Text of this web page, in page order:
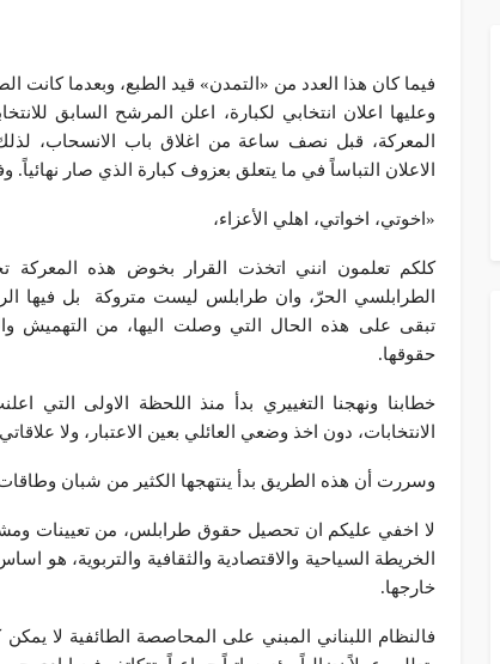
فيما كان هذا العدد من «التمدن» قيد الطبع، وبعدما كانت
وعليها اعلان انتخابي لكبارة، اعلن المرشح السابق
المعركة، قبل نصف ساعة من اغلاق باب الانسحاب،
الاعلان التباساً في ما يتعلق بعزوف كبارة الذي صار
«اخوتي، اخواتي، اهلي الأعزاء،
كلكم تعلمون انني اتخذت القرار بخوض هذه المعركة
الطرابلسي الحرّ، وان طرابلس ليست متروكة بل فيها
تبقى على هذه الحال التي وصلت اليها، من التهميش
حقوقها.
خطابنا ونهجنا التغييري بدأ منذ اللحظة الاولى التي
الانتخابات، دون اخذ وضعي العائلي بعين الاعتبار، ولا
وسررت أن هذه الطريق بدأ ينتهجها الكثير من شبان
لا اخفي عليكم ان تحصيل حقوق طرابلس، من تعيينات
الخريطة السياحية والاقتصادية والثقافية والتربوية، هو
خارجها.
فالنظام اللبناني المبني على المحاصصة الطائفية لا